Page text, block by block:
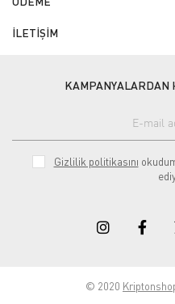
İLETİŞİM
KAMPANYALARDAN
Gizlilik politikasını
© 2020